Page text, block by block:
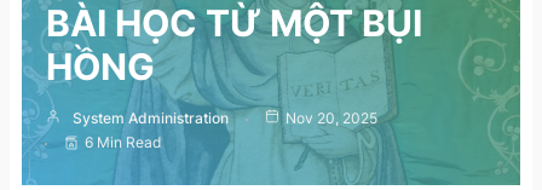
BÀI HỌC TỪ MỘT BỤI
HỒNG
System Administration
Nov 20, 2025
6 Min Read